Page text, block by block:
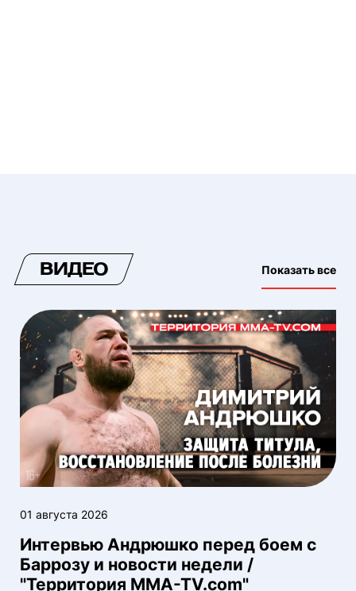
ВИДЕО Показать все
01 августа 2026
Интервью Андрюшко перед боем с
Баррозу и новости недели /
"Территория MMA-TV.com"